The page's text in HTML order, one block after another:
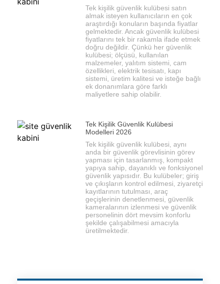
Tek kişilik güvenlik kulübesi satın
almak isteyen kullanıcıların en çok
araştırdığı konuların başında fiyatlar
gelmektedir. Ancak güvenlik kulübesi
fiyatlarını tek bir rakamla ifade etmek
doğru değildir. Çünkü her güvenlik
kulübesi; ölçüsü, kullanılan
malzemeler, yalıtım sistemi, cam
özellikleri, elektrik tesisatı, kapı
sistemi, üretim kalitesi ve isteğe bağlı
ek donanımlara göre farklı
maliyetlere sahip olabilir.
Tek Kişilik Güvenlik Kulübesi
Modelleri 2026
Tek kişilik güvenlik kulübesi, aynı
anda bir güvenlik görevlisinin görev
yapması için tasarlanmış, kompakt
yapıya sahip, dayanıklı ve fonksiyonel
güvenlik yapısıdır. Bu kulübeler; giriş
ve çıkışların kontrol edilmesi, ziyaretçi
kayıtlarının tutulması, araç
geçişlerinin denetlenmesi, güvenlik
kameralarının izlenmesi ve güvenlik
personelinin dört mevsim konforlu
şekilde çalışabilmesi amacıyla
üretilmektedir.